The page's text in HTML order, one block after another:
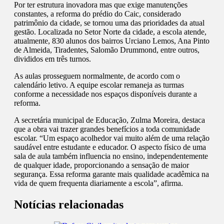
Por ter estrutura inovadora mas que exige manutenções
constantes, a reforma do prédio do Caic, considerado
patrimônio da cidade, se tornou uma das prioridades da atual
gestão. Localizada no Setor Norte da cidade, a escola atende,
atualmente, 830 alunos dos bairros Urciano Lemos, Ana Pinto
de Almeida, Tiradentes, Salomão Drummond, entre outros,
divididos em três turnos.
As aulas prosseguem normalmente, de acordo com o
calendário letivo. A equipe escolar remaneja as turmas
conforme a necessidade nos espaços disponíveis durante a
reforma.
A secretária municipal de Educação, Zulma Moreira, destaca
que a obra vai trazer grandes benefícios a toda comunidade
escolar. “Um espaço acolhedor vai muito além de uma relação
saudável entre estudante e educador. O aspecto físico de uma
sala de aula também influencia no ensino, independentemente
de qualquer idade, proporcionando a sensação de maior
segurança. Essa reforma garante mais qualidade acadêmica na
vida de quem frequenta diariamente a escola”, afirma.
Notícias relacionadas